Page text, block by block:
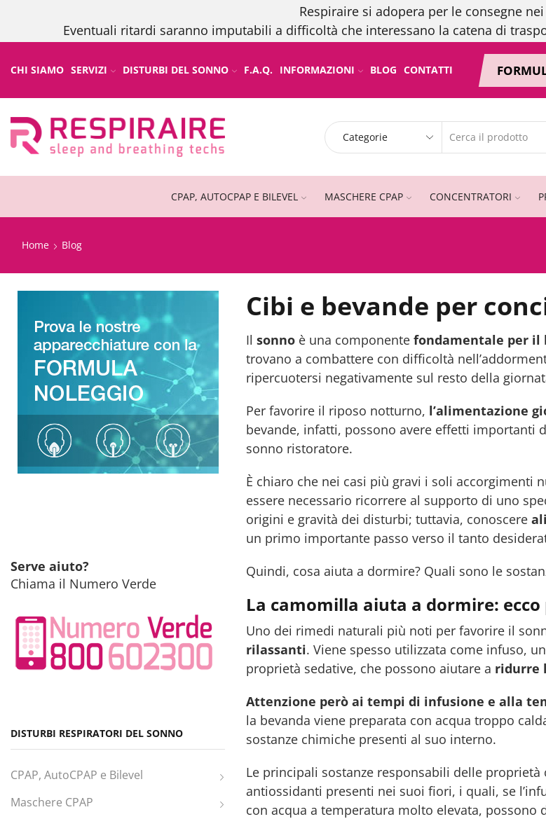
Respiraire si adopera per le consegne
Eventuali ritardi saranno imputabili a difficoltà che interessano la catena di
CHI SIAMO SERVIZI DISTURBI DEL SONNO F.A.Q. INFORMAZIONI BLOG CONTATTI
CPAP, AUTOCPAP E BILEVEL MASCHERE CPAP CONCENTRATORI
Home Blog
Cibi e bevande per
Il sonno è una componente fondamentale per il
trovano a combattere con difficoltà
ripercuotersi negativamente sul resto della
Per favorire il riposo notturno, l’alimentazione
bevande, infatti, possono avere effetti importanti
sonno ristoratore.
È chiaro che nei casi più gravi i soli accorgimenti
essere necessario ricorrere al supporto di uno
origini e gravità dei disturbi; tuttavia, conoscere
un primo importante passo verso il tanto
Quindi, cosa aiuta a dormire? Quali sono le
La camomilla aiuta a dormire: ecco
Uno dei rimedi naturali più noti per favorire il
rilassanti. Viene spesso utilizzata come infuso,
proprietà sedative, che possono aiutare a ridurre
Attenzione però ai tempi di infusione e alla
la bevanda viene preparata con acqua troppo
sostanze chimiche presenti al suo interno.
Le principali sostanze responsabili delle
antiossidanti presenti nei suoi fiori, i quali, se
con acqua a temperatura molto elevata,
Serve aiuto?
Chiama il Numero Verde
DISTURBI RESPIRATORI DEL SONNO
CPAP, AutoCPAP e Bilevel
Maschere CPAP